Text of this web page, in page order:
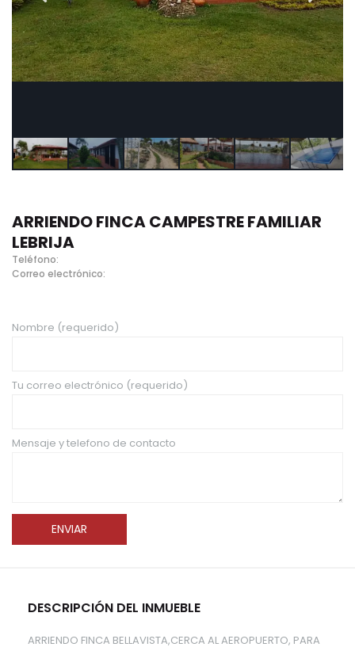
ARRIENDO FINCA CAMPESTRE FAMILIAR
LEBRIJA
Teléfono:
Correo electrónico:
Nombre (requerido)
Tu correo electrónico (requerido)
Mensaje y telefono de contacto
DESCRIPCIÓN DEL INMUEBLE
ARRIENDO FINCA BELLAVISTA,CERCA AL AEROPUERTO, PARA